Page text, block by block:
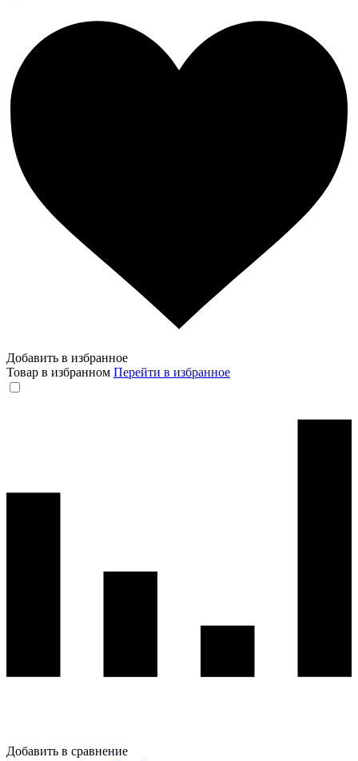
Добавить в избранное
Товар в избранном Перейти в избранное
Добавить в сравнение